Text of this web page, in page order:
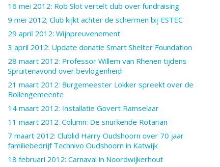
16 mei 2012: Rob Slot vertelt club over fundraising
9 mei 2012; Club kijkt achter de schermen bij ESTEC
29 april 2012: Wijnpreuvenement
3 april 2012: Update donatie Smart Shelter Foundation
28 maart 2012: Professor Willem van Rhenen tijdens
Spruitenavond over bevlogenheid
21 maart 2012: Burgemeester Lokker spreekt over de
Bollengemeente
14 maart 2012: Installatie Govert Ramselaar
11 maart 2012. Column: De snurkende Rotarian
7 maart 2012: Clublid Harry Oudshoorn over 70 jaar
familiebedrijf Technivo Oudshoorn in Katwijk
18 februari 2012: Carnaval in Noordwijkerhout